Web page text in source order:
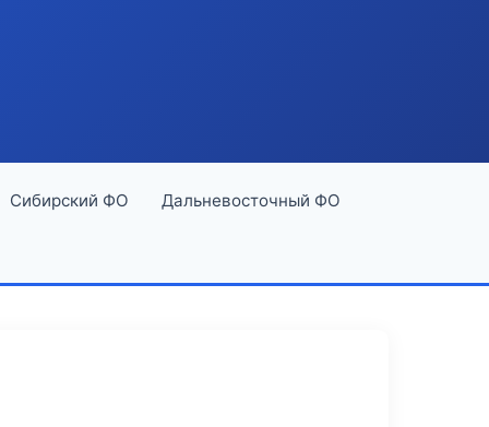
Сибирский ФО Дальневосточный ФО